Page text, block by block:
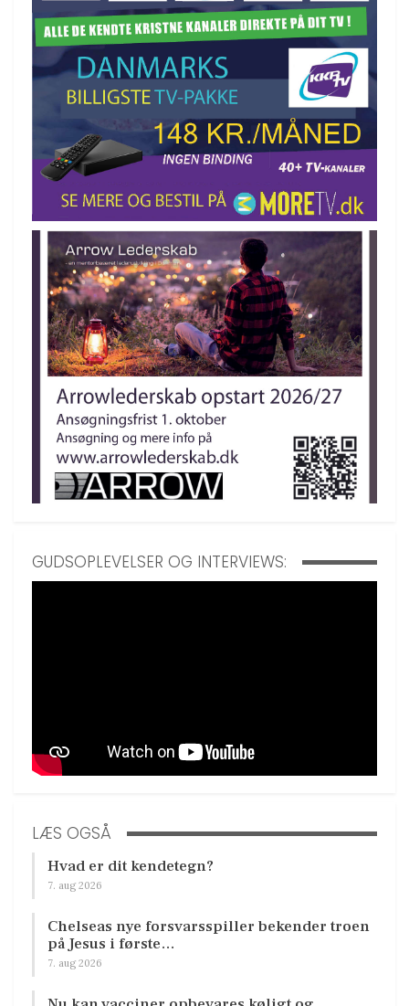
GUDSOPLEVELSER OG INTERVIEWS:
LÆS OGSÅ
Hvad er dit kendetegn?
7. aug 2026
Chelseas nye forsvarsspiller bekender troen
på Jesus i første…
7. aug 2026